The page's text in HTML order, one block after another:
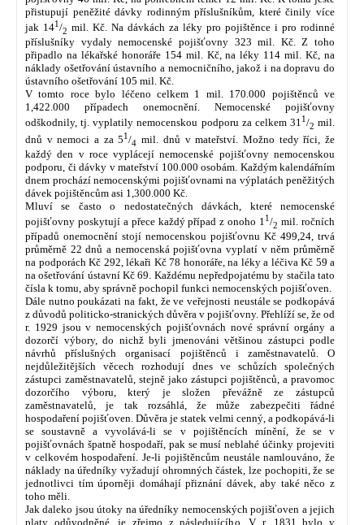
přistupují peněžité dávky rodinným příslušníkům, které činily více
jak 141/2 mil. Kč. Na dávkách za léky pro pojištěnce i pro rodinné
příslušníky vydaly nemocenské pojišťovny 323 mil. Kč. Z toho
připadlo na lékařské honoráře 154 mil. Kč, na léky 114 mil. Kč, na
náklady ošetřování ústavního a nemocničního, jakož i na dopravu do
ústavního ošetřování 105 mil. Kč.
V tomto roce bylo léčeno celkem 1 mil. 170.000 pojištěnců ve
1,422.000 případech onemocnění. Nemocenské pojišťovny
odškodnily, tj. vyplatily nemocenskou podporu za celkem 311/2 mil.
dnů v nemoci a za 51 /4 mil. dnů v mateřství. Možno tedy říci, že
každý den v roce vyplácejí nemocenské pojišťovny nemocenskou
podporu, či dávky v mateřství 100.000 osobám. Každým kalendářním
dnem prochází nemocenskými pojišťovnami na výplatách peněžitých
dávek pojištěncům asi 1,300.000 Kč.
Mluví se často o nedostatečných dávkách, které nemocenské
pojišťovny poskytují a přece každý případ z onoho 11/2 mil. ročních
případů onemocnění stojí nemocenskou pojišťovnu Kč 499,24, trvá
průměrně 22 dnů a nemocenská pojišťovna vyplatí v něm průměrně
na podporách Kč 292, lékaři Kč 78 honoráře, na léky a léčiva Kč 59 a
na ošetřování ústavní Kč 69. Každému nepředpojatému by stačila tato
čísla k tomu, aby správně pochopil funkci nemocenských pojišťoven.
Dále nutno poukázati na fakt, že ve veřejnosti neustále se podkopává
z důvodů politicko-stranických důvěra v pojišťovny. Přehlíží se, že od
r. 1929 jsou v nemocenských pojišťovnách nové správní orgány a
dozorčí výbory, do nichž byli jmenováni většinou zástupci podle
návrhů příslušných organisací pojištěnců i zaměstnavatelů. O
nejdůležitějších věcech rozhodují dnes ve schůzích společných
zástupci zaměstnavatelů, stejně jako zástupci pojištěnců, a pravomoc
dozorčího výboru, který je složen převážně ze zástupců
zaměstnavatelů, je tak rozsáhlá, že může zabezpečiti řádné
hospodaření pojišťoven. Důvěra je statek velmi cenný, a podkopává-li
se soustavně a vyvolává-li se v pojištěncích mínění, že se v
pojišťovnách špatně hospodaří, pak se musí neblahé účinky projeviti
v celkovém hospodaření. Je-li pojištěncům neustále namlouváno, že
náklady na úředníky vyžadují ohromných částek, lze pochopiti, že se
jednotlivci tím úporněji domáhají přiznání dávek, aby také něco z
toho měli.
Jak daleko jsou útoky na úředníky nemocenských pojišťoven a jejich
platy odůvodněné, je zřejmo z následujícího. V r. 1831 bylo v